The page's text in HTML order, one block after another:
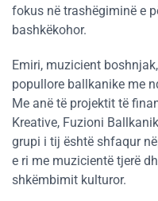
fokus në trashëgiminë e
bashkëkohor.
Emiri, muzicient
popullore ballkanike me
Me anë të projektit të
Kreative, Fuzioni
grupi i tij është shfaqur
e ri me muzicientë tjerë
shkëmbimit kulturor​.